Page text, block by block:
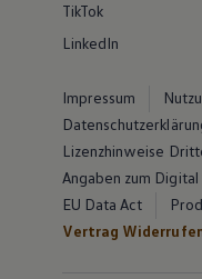
TikTok
LinkedIn
Impressum
Lizenzhinweise
Angaben zum Digital
EU Data Act
Vertrag